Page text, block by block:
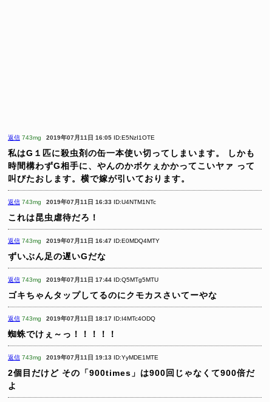
返信 743mg 2019年07月11日 16:05 ID:E5NzI1OTE
私はG１匹に殺虫剤の缶一本使い切ってしまいます。
しかも
時間構わずG相手に、やんのかボケぇかかってこいヤァ って
叫びたおします。横で嫁が引いております。
返信 743mg 2019年07月11日 16:33 ID:U4NTM1NTc
これは昆虫虐待だろ！
返信 743mg 2019年07月11日 16:47 ID:E0MDQ4MTY
ずいぶん足の遅いGだな
返信 743mg 2019年07月11日 17:44 ID:Q5MTg5MTU
ゴキちゃんタップしてるのにクモカスさいてーやな
返信 743mg 2019年07月11日 18:17 ID:I4MTc4ODQ
蜘蛛でけぇ～っ！！！！！
返信 743mg 2019年07月11日 19:13 ID:YyMDE1MTE
2個目だけど その「900times」は900回じゃなくて900倍だ
よ